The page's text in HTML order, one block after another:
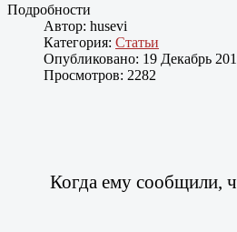
Подробности
Автор: husevi
Категория: Статьи
Опубликовано: 19 Декабрь
Просмотров: 2282
Когда ему сообщили,